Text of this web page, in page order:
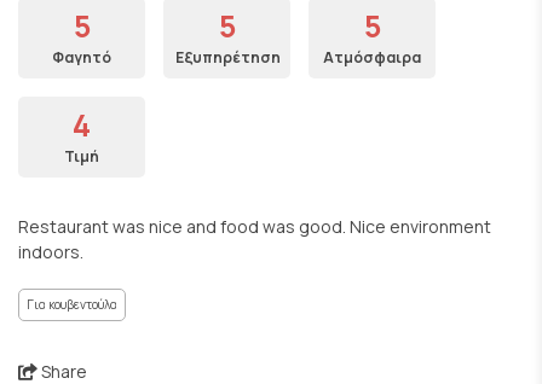
5
Φαγητό
5
Εξυπηρέτηση
5
Ατμόσφαιρα
4
Τιμή
Restaurant was nice and food was good. Nice environment
indoors.
Για κουβεντούλα
Share